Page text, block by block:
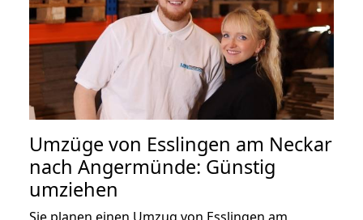
Umzüge von Esslingen am Neckar
nach Angermünde: Günstig
umziehen